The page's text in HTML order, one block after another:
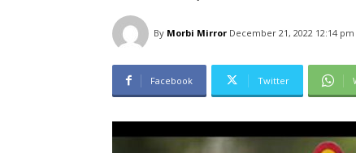
By Morbi Mirror December 21, 2022 12:14 pm
Facebook Twitter